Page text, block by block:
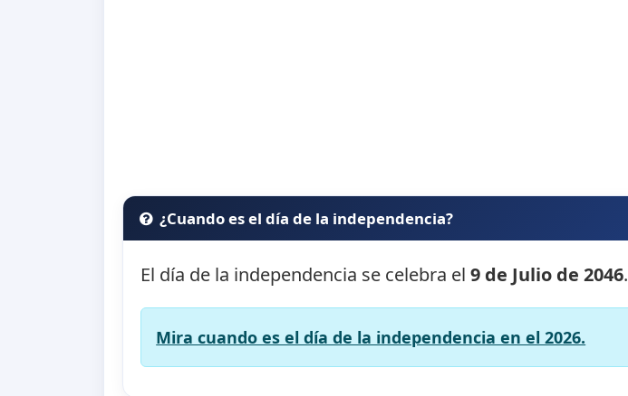
¿Cuando es el día de la independencia?
El día de la independencia se celebra el9 de Julio de 2046.
Mira cuando es el día de la independencia en el 2026.